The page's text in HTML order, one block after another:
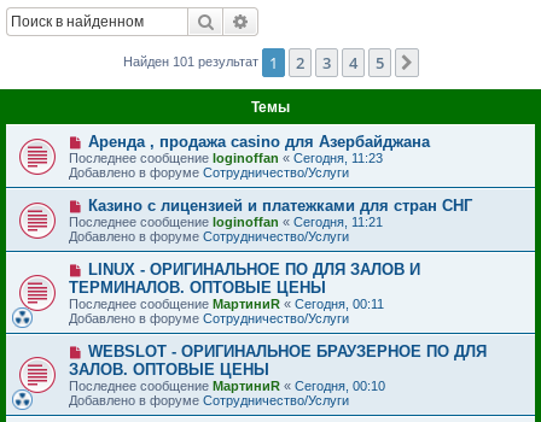
Поиск
Найден 101 результат 1 2 3 4 5
Темы
Н
о
в
о
е
с
о
о
б
е
н
и
е
Аренда , продажа casino для Азербайджана
Последнее сообщение loginoffan « Сегодня, 11:23
Добавлено в форуме Сотрудничество/Услуги
Н
о
в
о
е
с
о
о
б
щ
е
н
и
е
Казино с лицензией и платежками для стран СНГ
Последнее сообщение loginoffan « Сегодня, 11:21
Добавлено в форуме Сотрудничество/Услуги
Н
о
в
о
е
с
о
о
б
щ
LINUX - ОРИГИНАЛЬНОЕ ПО ДЛЯ ЗАЛОВ И
ТЕРМИНАЛОВ. ОПТОВЫЕ ЦЕНЫ
Последнее сообщение МартиниR « Сегодня, 00:11
Добавлено в форуме Сотрудничество/Услуги
Н
о
в
о
е
WEBSLOT - ОРИГИНАЛЬНОЕ БРАУЗЕРНОЕ ПО ДЛЯ
ЗАЛОВ. ОПТОВЫЕ ЦЕНЫ
Последнее сообщение МартиниR « Сегодня, 00:10
Добавлено в форуме Сотрудничество/Услуги